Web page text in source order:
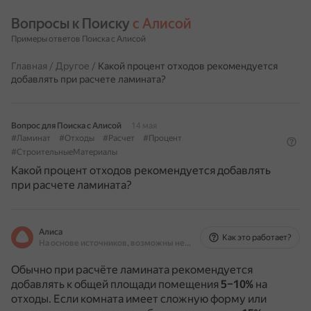
Вопросы к Поиску с Алисой
Примеры ответов Поиска с Алисой
Главная / Другое / Какой процент отходов рекомендуется
добавлять при расчете ламината?
Вопрос для Поиска с Алисой
14 мая
#Ламинат
#Отходы #Расчет
#Процент
#СтроительныеМатериалы
Какой процент отходов рекомендуется добавлять
при расчете ламината?
Алиса
На основе источников, возможны неточности
Как это работает?
Обычно при расчёте ламината рекомендуется
добавлять к общей площади помещения 5–10% на
отходы. Если комната имеет сложную форму или